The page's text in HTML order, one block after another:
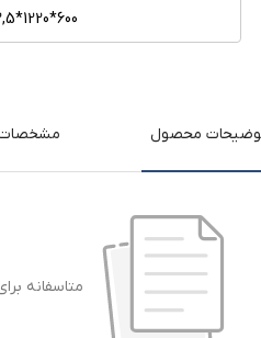
600*1220*2,5
محصول
متاسفانه